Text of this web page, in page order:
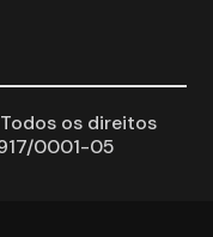
os direitos
0001-05